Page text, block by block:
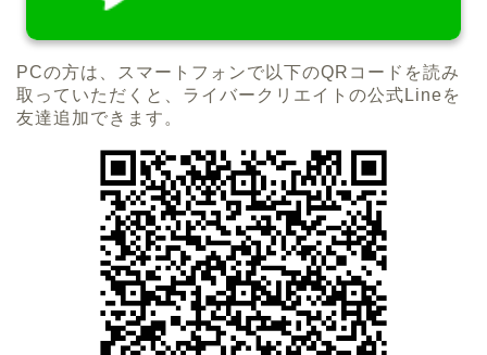
PCの方は、スマートフォンで以下のQRコードを読み
取っていただくと、ライバークリエイトの公式Lineを
友達追加できます。